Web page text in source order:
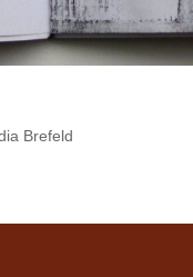
Brefeld